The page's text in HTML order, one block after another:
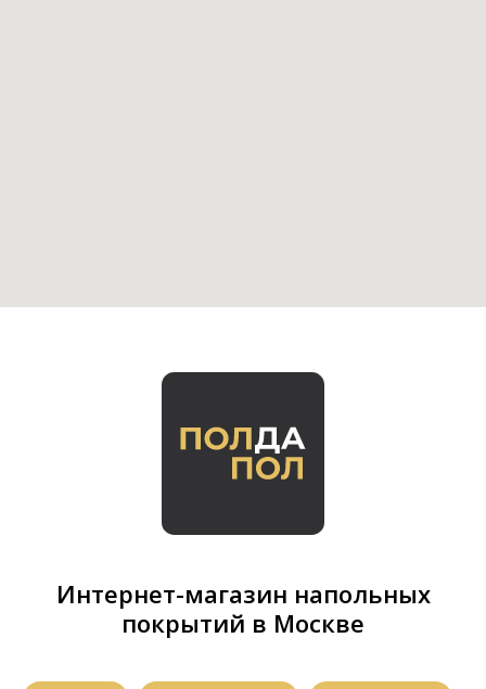
Интернет-магазин напольных
покрытий в Москве